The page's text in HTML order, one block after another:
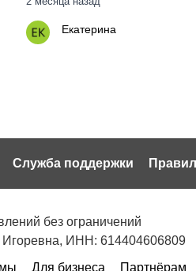
Екатерина
Служба поддержки
без ограничений
Игоревна, ИНН: 614404606809
Для бизнеса Партнёрам